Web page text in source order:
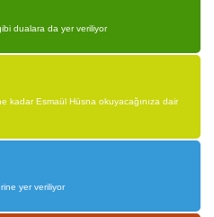
dualara da yer veriliyor
kadar Esmaül Hüsna okuyacağınıza dair
yer veriliyor